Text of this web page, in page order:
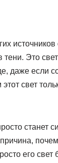
Это
даже если
свет
станет
его